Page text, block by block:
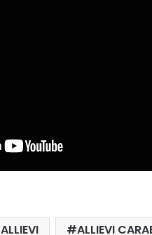
ALLIEVI ALLIEVI